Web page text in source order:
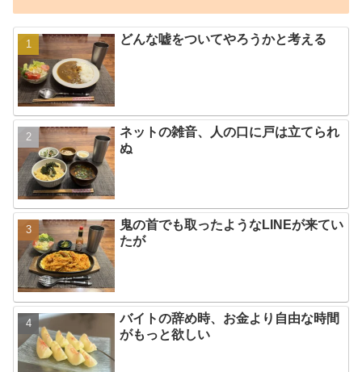
どんな嘘をついてやろうかと考える
ネットの雑音、人の口に戸は立てられ
ぬ
鬼の首でも取ったようなLINEが来てい
たが
バイトの辞め時、お金より自由な時間
がもっと欲しい